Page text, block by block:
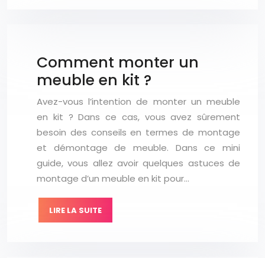
Comment monter un
meuble en kit ?
Avez-vous l’intention de monter un meuble
en kit ? Dans ce cas, vous avez sûrement
besoin des conseils en termes de montage
et démontage de meuble. Dans ce mini
guide, vous allez avoir quelques astuces de
montage d’un meuble en kit pour…
LIRE LA SUITE